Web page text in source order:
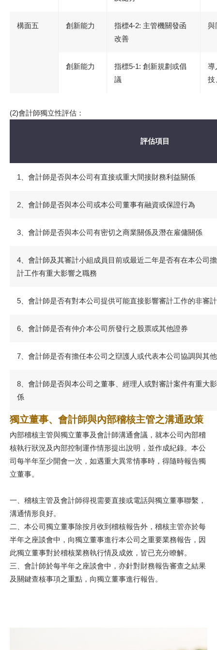
構面五 創新能力
指標4-2: 主管機關發函
改善
與
創新能力
指標5-1: 創新規劃或倡
議
導
技
(2)會計師獨立性評估：
評估項目
1、會計師是否與本公司有直接或重大間接財務利益關係
2、會計師是否與本公司或本公司董事有融資或保證行為
3、會計師是否與本公司有密切之商業關係及潛在雇傭關係
4、會計師及其審計小組成員目前或最近二年是否有在本公司
計工作有重大影響之職務
5、會計師是否有對本公司提供可能直接影響審計工作的非審
6、會計師是否有仲介本公司所發行之股票或其他證券
7、會計師是否有擔任本公司之辯護人或代表本公司協調與其
8、會計師是否與本公司之董事、經理人或對審計案件有重大
係
獨立董事、會計師與內部稽核主管之溝通政策
內部稽核主管與獨立董事及會計師溝通會議，就本公司內部稽
核執行狀況及內部控制運作情形提出說明，並作成紀錄。本公
司每半年至少開會一次，如遇重大異常情事時，得隨時報告獨
立董事。
一、稽核主管及會計師得視需要直接或電話與獨立董事聯繫，
溝通情形良好。
二、本公司獨立董事除按月收到稽核報告外，稽核主管亦於每
半年之座談會中，向獨立董事進行本公司之重要業務報告，因
此獨立董事對於稽核業務執行情及成效，皆已充分瞭解。
三、會計師於每半年之座談會中，亦針對財務報告審查之結果
及關鍵查核事項之重點，向獨立董事進行報告。